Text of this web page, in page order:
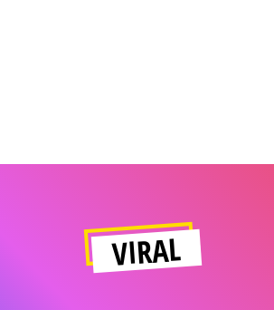
VIRAL